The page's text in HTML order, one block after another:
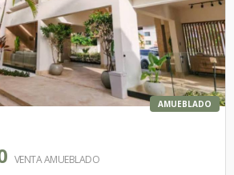
AMUEBLADO
VENTA AMUEBLADO